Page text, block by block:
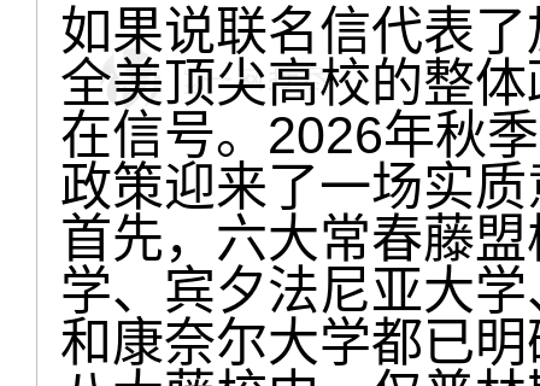
如果说联名信代表
全美顶尖高校的整
在信号。2026年秋
政策迎来了一场实质
首先，六大常春藤
学、宾夕法尼亚大
和康奈尔大学都已